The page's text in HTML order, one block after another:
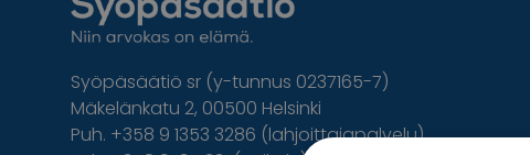
Syöpäsäätiö sr (y-tunnus 0237165-7)
Mäkelänkatu 2, 00500 Helsinki
Puh. +358 9 1353 3286 (lahjoittajapalvelu)